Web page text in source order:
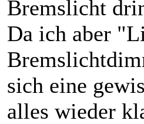
Bremslicht
Da ich aber
sich eine
alles wieder